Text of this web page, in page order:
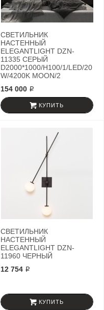
СВЕТИЛЬНИК
НАСТЕННЫЙ
ELEGANTLIGHT DZN-
11335 СЕРЫЙ
D2000*1000/H100/1/LED/20
W/4200K MOON/2
154 000 ₽
КУПИТЬ
СВЕТИЛЬНИК
НАСТЕННЫЙ
ELEGANTLIGHT DZN-
11960 ЧЕРНЫЙ
12 754 ₽
КУПИТЬ